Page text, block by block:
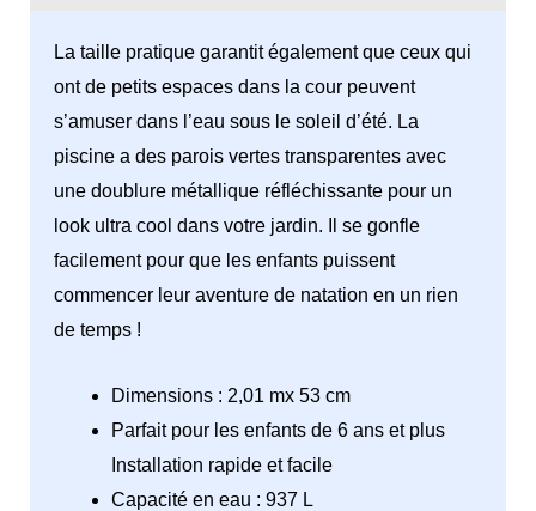
La taille pratique garantit également que ceux qui
ont de petits espaces dans la cour peuvent
s’amuser dans l’eau sous le soleil d’été. La
piscine a des parois vertes transparentes avec
une doublure métallique réfléchissante pour un
look ultra cool dans votre jardin. Il se gonfle
facilement pour que les enfants puissent
commencer leur aventure de natation en un rien
de temps !
Dimensions : 2,01 mx 53 cm
Parfait pour les enfants de 6 ans et plus
Installation rapide et facile
Capacité en eau : 937 L